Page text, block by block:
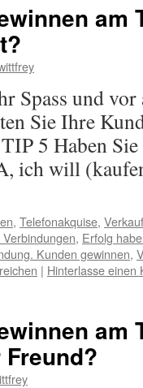
am
Spass und
Sie Ihre
5 Haben
ich will
, Telefonakquise,
, Erfolg
Kunden gewinnen,
| Hinterlasse einen
am